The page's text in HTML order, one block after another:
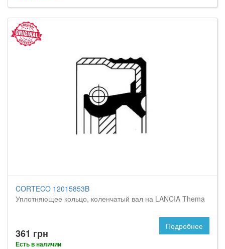
CORTECO 12015853B
Уплотняющее кольцо, коленчатый вал на LANCIA Thema
361 грн
Есть в наличии
Подробнее